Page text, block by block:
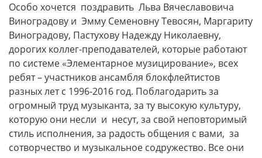
Особо хочется поздравить Льва Вячеславовича
Виноградову и Эмму Семеновну Тевосян, Маргариту
Виноградову, Пастухову Надежду Николаевну,
дорогих коллег-преподавателей, которые работают
по системе «Элементарное музицирование», всех
ребят – участников ансамбля блокфлейтистов
разных лет с 1996-2016 год. Поблагодарить за
огромный труд музыканта, за ту высокую культуру,
которую они несли и несут, за свой неповторимый
стиль исполнения, за радость общения с вами, за
сотворчество и музыкальное содружество. Все они